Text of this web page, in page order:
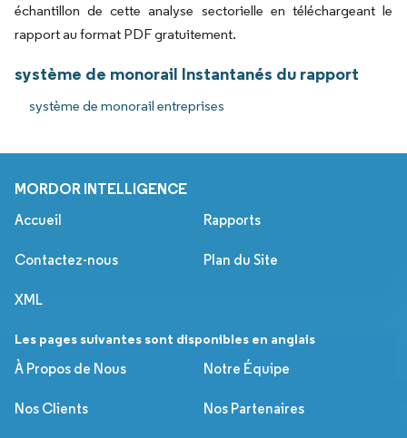
échantillon de cette analyse sectorielle en téléchargeant le
rapport au format PDF gratuitement.
système de monorail Instantanés du rapport
système de monorail entreprises
MORDOR INTELLIGENCE
Accueil Rapports
Contactez-nous Plan du Site
XML
Les pages suivantes sont disponibles en anglais
À Propos de Nous
Notre Équipe
Nos Clients Nos Partenaires